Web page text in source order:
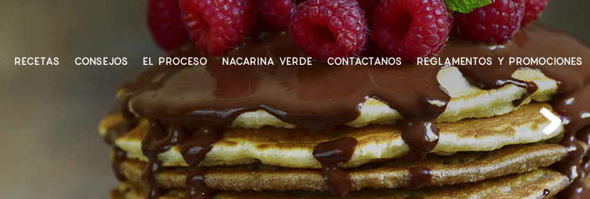
RECETAS CONSEJOS EL PROCESO NACARINA VERDE CONTACTANOS REGLAMENTOS Y PROMOCIONES